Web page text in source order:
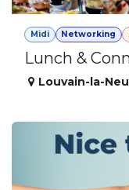
Midi Networking
Lunch &
Louvain-la-